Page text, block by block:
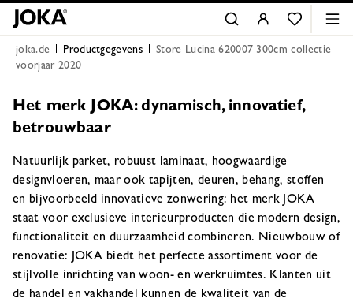
joka.de Productgegevens
Store Lucina 620007 300cm collectie
voorjaar 2020
Het merk JOKA: dynamisch, innovatief,
betrouwbaar
Natuurlijk parket, robuust laminaat, hoogwaardige
designvloeren, maar ook tapijten, deuren, behang, stoffen
en bijvoorbeeld innovatieve zonwering: het merk JOKA
staat voor exclusieve interieurproducten die modern design,
functionaliteit en duurzaamheid combineren. Nieuwbouw of
renovatie: JOKA biedt het perfecte assortiment voor de
stijlvolle inrichting van woon- en werkruimtes. Klanten uit
de handel en vakhandel kunnen de kwaliteit van de